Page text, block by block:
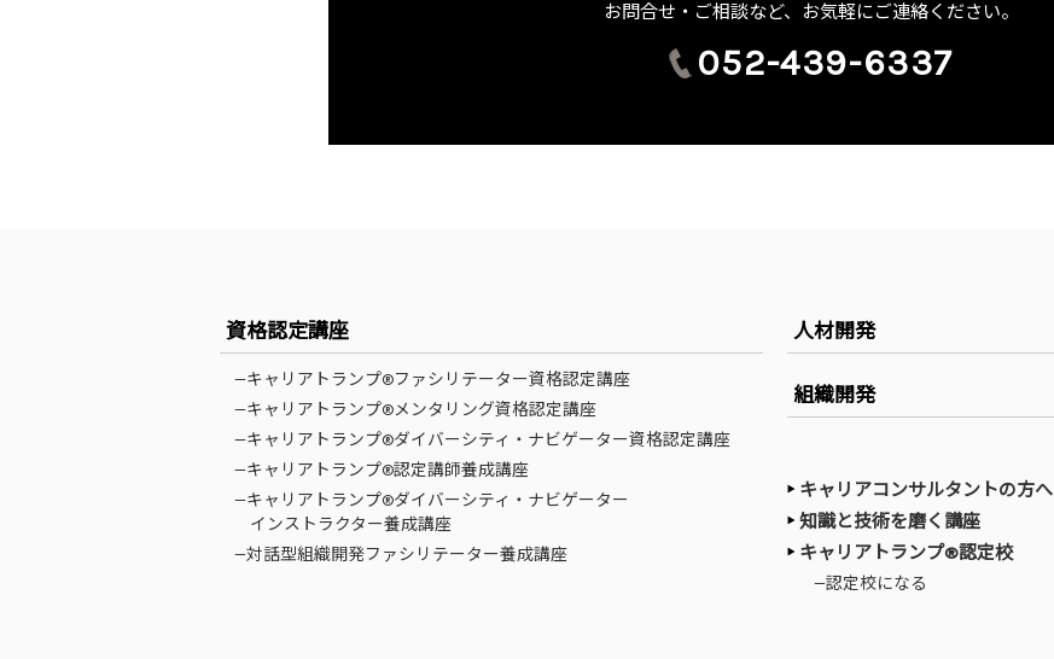
お問合せ・ご相談など、お気軽にご連絡ください。
052-439-6337
資格認定講座
—キャリアトランプ®ファシリテーター資格認定講座
—キャリアトランプ®メンタリング資格認定講座
—キャリアトランプ®ダイバーシティ・ナビゲーター資格認定講座
—キャリアトランプ®認定講師養成講座
—キャリアトランプ®ダイバーシティ・ナビゲーター
インストラクター養成講座
—対話型組織開発ファシリテーター養成講座
人材開発
組織開発
キャリアコンサルタントの方へ
知識と技術を磨く講座
キャリアトランプ®認定校
—認定校になる